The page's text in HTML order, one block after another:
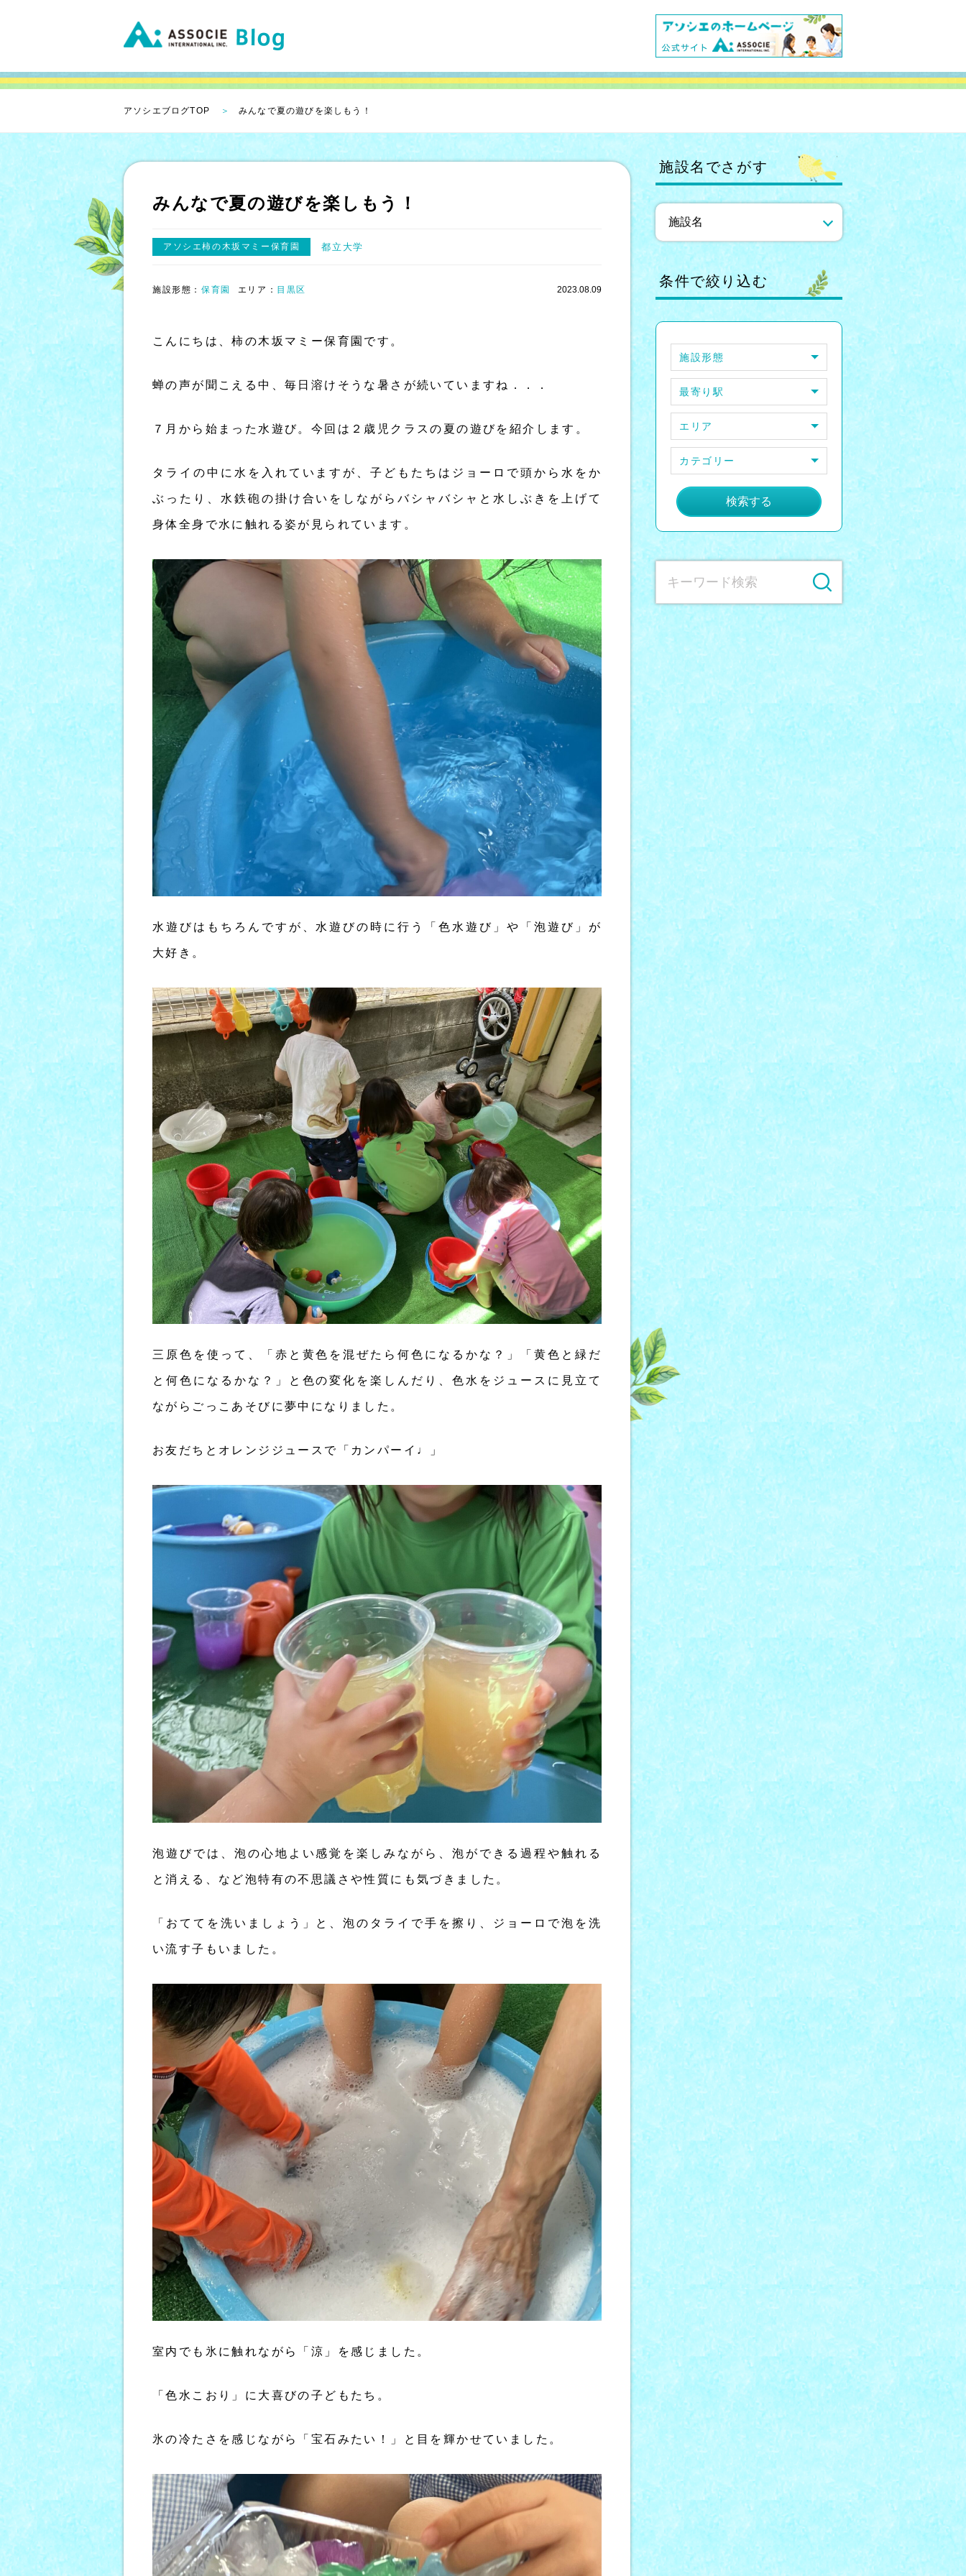
アソシエブログTOP みんなで夏の遊びを楽しもう！
みんなで夏の遊びを楽しもう！
アソシエ柿の木坂マミー保育園 都立大学
施設形態： 保育園 エリア： 目黒区 2023.08.09
こんにちは、柿の木坂マミー保育園です。
蝉の声が聞こえる中、毎日溶けそうな暑さが続いていますね．．．
７月から始まった水遊び。今回は２歳児クラスの夏の遊びを紹介します。
タライの中に水を入れていますが、子どもたちはジョーロで頭から水をか
ぶったり、水鉄砲の掛け合いをしながらバシャバシャと水しぶきを上げて
身体全身で水に触れる姿が見られています。
水遊びはもちろんですが、水遊びの時に行う「色水遊び」や「泡遊び」が
大好き。
三原色を使って、「赤と黄色を混ぜたら何色になるかな？」「黄色と緑だ
と何色になるかな？」と色の変化を楽しんだり、色水をジュースに見立て
ながらごっこあそびに夢中になりました。
お友だちとオレンジジュースで「カンパーイ♩」
泡遊びでは、泡の心地よい感覚を楽しみながら、泡ができる過程や触れる
と消える、など泡特有の不思議さや性質にも気づきました。
「おててを洗いましょう」と、泡のタライで手を擦り、ジョーロで泡を洗
い流す子もいました。
室内でも氷に触れながら「涼」を感じました。
「色水こおり」に大喜びの子どもたち。
氷の冷たさを感じながら「宝石みたい！」と目を輝かせていました。
施設名でさがす
条件で絞り込む
施設形態
最寄り駅
エリア
カテゴリー